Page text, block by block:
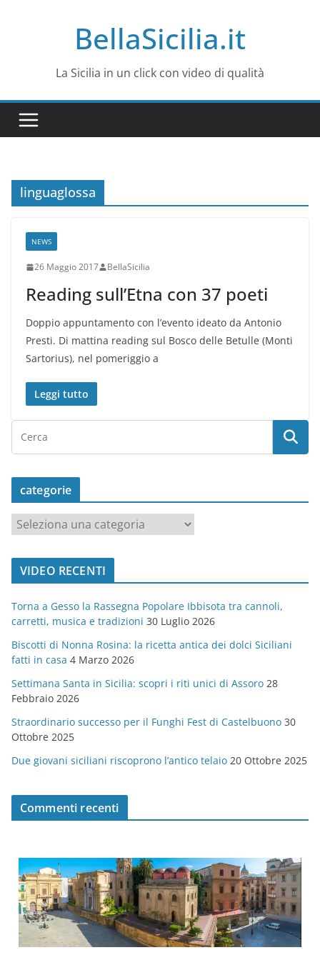
BellaSicilia.it
La Sicilia in un click con video di qualità
linguaglossa
NEWS
26 Maggio 2017 BellaSicilia
Reading sull’Etna con 37 poeti
Doppio appuntamento con l’evento ideato da Antonio
Presti. Di mattina reading sul Bosco delle Betulle (Monti
Sartorius), nel pomeriggio a
Leggi tutto
categorie
a
t
o
r
i
e
VIDEO RECENTI
Torna a Gesso la Rassegna Popolare Ibbisota tra cannoli,
carretti, musica e tradizioni 30 Luglio 2026
Biscotti di Nonna Rosina: la ricetta antica dei dolci Siciliani
fatti in casa 4 Marzo 2026
Settimana Santa in Sicilia: scopri i riti unici di Assoro 28
Febbraio 2026
Straordinario successo per il Funghi Fest di Castelbuono 30
Ottobre 2025
Due giovani siciliani riscoprono l’antico telaio 20 Ottobre 2025
Commenti recenti